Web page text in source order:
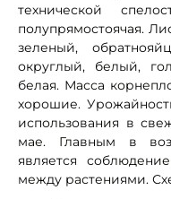
технической
полупрямостоячая.
зеленый,
округлый, белый,
белая. Масса
хорошие.
использования в
мае. Главным в
является
между растениями.